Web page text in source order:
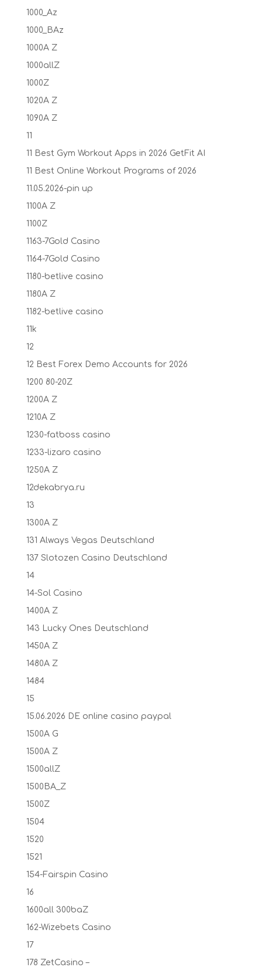
1000_Az
1000_BAz
1000A Z
1000allZ
1000Z
1020A Z
1090A Z
11
11 Best Gym Workout Apps in 2026 GetFit AI
11 Best Online Workout Programs of 2026
11.05.2026-pin up
1100A Z
1100Z
1163-7Gold Casino
1164-7Gold Casino
1180-betlive casino
1180A Z
1182-betlive casino
11k
12
12 Best Forex Demo Accounts for 2026
1200 80-20Z
1200A Z
1210A Z
1230-fatboss casino
1233-lizaro casino
1250A Z
12dekabrya.ru
13
1300A Z
131 Always Vegas Deutschland
137 Slotozen Casino Deutschland
14
14-Sol Casino
1400A Z
143 Lucky Ones Deutschland
1450A Z
1480A Z
1484
15
15.06.2026 DE online casino paypal
1500A G
1500A Z
1500allZ
1500BA_Z
1500Z
1504
1520
1521
154-Fairspin Casino
16
1600all 300baZ
162-Wizebets Casino
17
178 ZetCasino –